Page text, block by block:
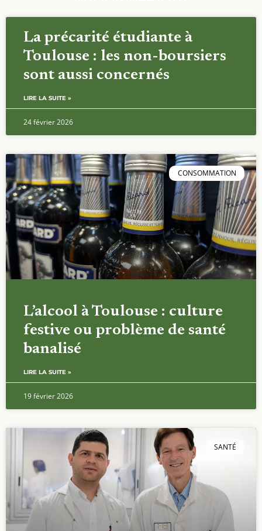
La précarité étudiante à
Toulouse : les non-boursiers
sont aussi concernés
LIRE LA SUITE »
24 février 2026
CONSOMMATION
L’alcool à Toulouse : culture
festive ou problème de santé
banalisé
LIRE LA SUITE »
19 février 2026
SANTÉ